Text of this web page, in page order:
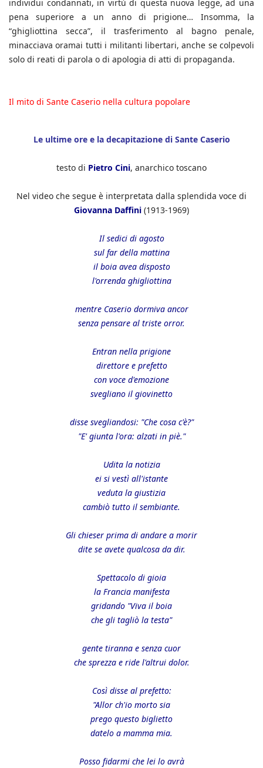
individui condannati, in virtù di questa nuova legge, ad una
pena superiore a un anno di prigione… Insomma, la
“ghigliottina secca”, il trasferimento al bagno penale,
minacciava oramai tutti i militanti libertari, anche se colpevoli
solo di reati di parola o di apologia di atti di propaganda.
Il mito di Sante Caserio nella cultura popolare
Le ultime ore e la decapitazione di Sante Caserio
testo di Pietro Cini, anarchico toscano
Nel video che segue è interpretata dalla splendida voce di
Giovanna Daffini (1913-1969)
Il sedici di agosto
sul far della mattina
il boia avea disposto
l'orrenda ghigliottina
mentre Caserio dormiva ancor
senza pensare al triste orror.
Entran nella prigione
direttore e prefetto
con voce d'emozione
svegliano il giovinetto
disse svegliandosi: "Che cosa c'è?"
"E' giunta l'ora: alzati in piè."
Udita la notizia
ei si vestì all'istante
veduta la giustizia
cambiò tutto il sembiante.
Gli chieser prima di andare a morir
dite se avete qualcosa da dir.
Spettacolo di gioia
la Francia manifesta
gridando "Viva il boia
che gli tagliò la testa"
gente tiranna e senza cuor
che sprezza e ride l'altrui dolor.
Così disse al prefetto:
"Allor ch'io morto sia
prego questo biglietto
datelo a mamma mia.
Posso fidarmi che lei lo avrà